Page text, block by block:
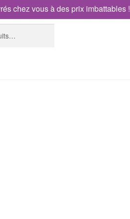
chez vous à des prix imbattables !